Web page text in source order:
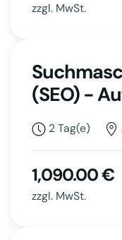
zzgl. MwSt.
(SEO) -
2 Tag(e)
1,090.00 €
zzgl. MwSt.